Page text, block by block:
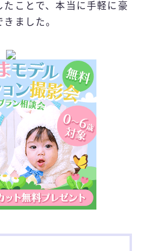
ことで、本当に手軽に豪
ました。